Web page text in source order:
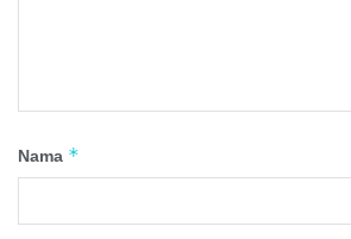
Nama *